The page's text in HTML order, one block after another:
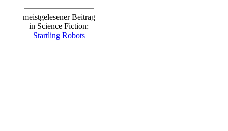
meistgelesener Beitrag
in Science Fiction:
Startling Robots